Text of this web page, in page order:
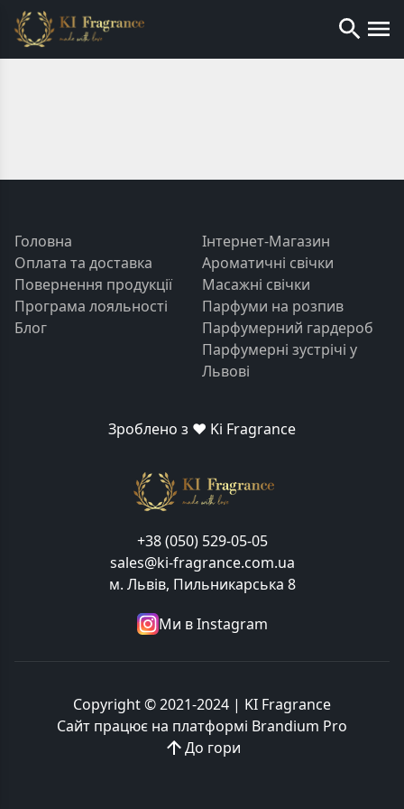
Головна
Оплата та доставка
Повернення продукції
Програма лояльності
Блог
Інтернет-Магазин
Ароматичні свічки
Масажні свічки
Парфуми на розпив
Парфумерний гардероб
Парфумерні зустрічі у
Львові
Зроблено з ❤️ Ki Fragrance
+38 (050) 529-05-05
sales@ki-fragrance.com.ua
м. Львів, Пильникарська 8
Ми в Instagram
Copyright © 2021-2024 | KI Fragrance
Сайт працює на платформі Brandium Pro
До гори